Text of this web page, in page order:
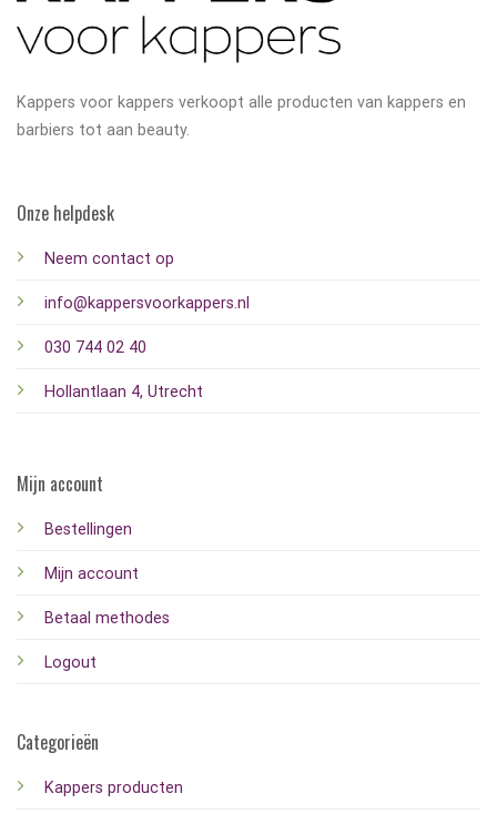
Kappers voor kappers verkoopt alle producten van kappers en
barbiers tot aan beauty.
Onze helpdesk
Neem contact op
info@kappersvoorkappers.nl
030 744 02 40
Hollantlaan 4, Utrecht
Mijn account
Bestellingen
Mijn account
Betaal methodes
Logout
Categorieën
Kappers producten